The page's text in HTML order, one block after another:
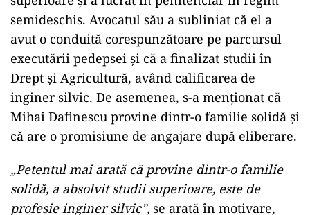
ad
Motivarea instanței pentru eliberare se bazează
pe faptul că Mihai Dafinescu a absolvit studii
superioare și a lucrat în penitenciar în regim